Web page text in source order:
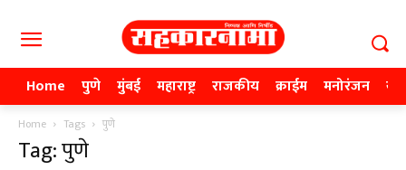
Home पुणे मुंबई महाराष्ट्र राजकीय क्राईम मनोरंजन
Home Tags पुणे
Tag: पुणे